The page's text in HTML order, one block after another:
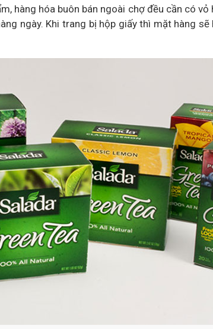
hàng hóa buôn bán ngoài chợ đều cần có
ngày. Khi trang bị hộp giấy thì mặt hàng